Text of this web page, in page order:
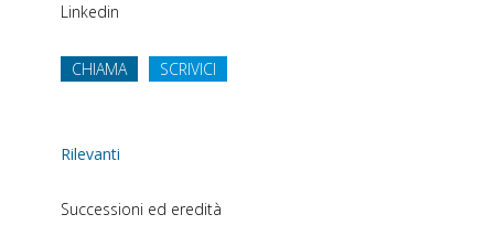
Linkedin
CHIAMA SCRIVICI
Rilevanti
Successioni ed eredità